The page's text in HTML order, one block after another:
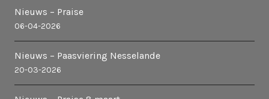
Nieuws – Praise
06-04-2026
Nieuws – Paasviering Nesselande
20-03-2026